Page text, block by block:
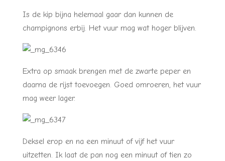
Is de kip bijna helemaal gaar dan kunnen de
champignons erbij. Het vuur mag wat hoger blijven.
Extra op smaak brengen met de zwarte peper en
daarna de rijst toevoegen. Goed omroeren, het vuur
mag weer lager.
Deksel erop en na een minuut of vijf het vuur
uitzetten. Ik laat de pan nog een minuut of tien zo